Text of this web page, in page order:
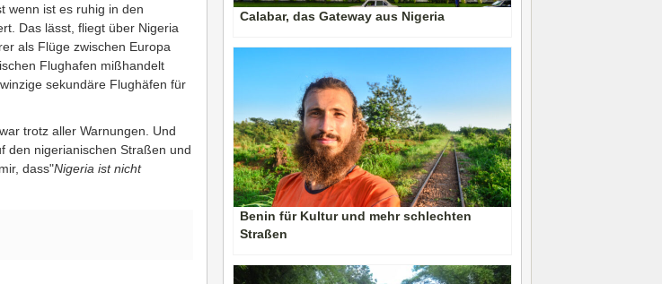
wenn ist es ruhig in den
Das lässt, fliegt über Nigeria
als Flüge zwischen Europa
Flughafen mißhandelt
sekundäre Flughäfen für
trotz aller Warnungen. Und
den nigerianischen Straßen und
dass"Nigeria ist nicht
Calabar, das Gateway aus Nigeria
Benin für Kultur und mehr schlechten
Straßen